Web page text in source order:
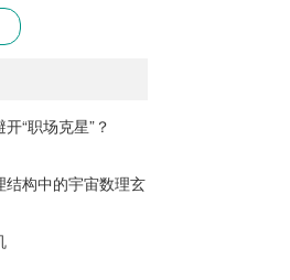
“职场克星”？
构中的宇宙数理玄